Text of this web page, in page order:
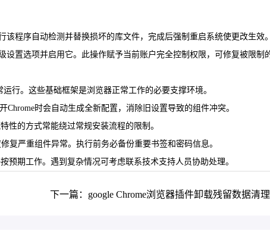
该程序自动检测并替换损坏的库文件，完成后强制重启系统使更改生效
置选项并启用它。此操作赋予当前账户完全控制权限，可修复被限制
行。这些基础框架是浏览器正常工作的必要支撑环境。
Chrome时会自动生成全新配置，消除旧设置导致的组件冲突。
性的方式常能绕过常规安装流程的限制。
复严重组件异常。执行前务必备份重要书签和密码信息。
期工作。遇到复杂情况可考虑联系技术支持人员协助处理。
下一篇：google Chrome浏览器插件卸载残留数据清